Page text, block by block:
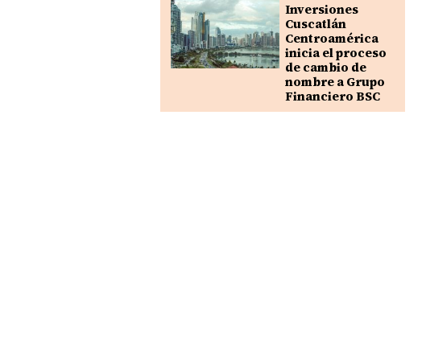
Inversiones
Cuscatlán
Centroamérica
inicia el proceso
de cambio de
nombre a Grupo
Financiero BSC